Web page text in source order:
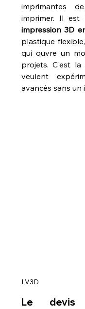
imprimantes
imprimer. Il
impression 3D
plastique
qui ouvre un
projets. C'est
veulent
avancés sans un
LV3D
Le